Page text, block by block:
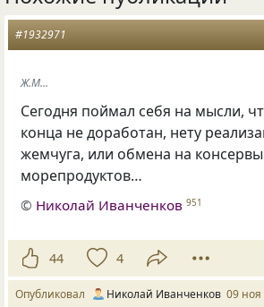
#1932971
Ж.М...
Сегодня поймал себя на мысли,
конца не доработан, нету
жемчуга, или обмена на
морепродуктов…
© Николай Иванченков 951
44 4
Опубликовал Николай Иванченков 09 ноя